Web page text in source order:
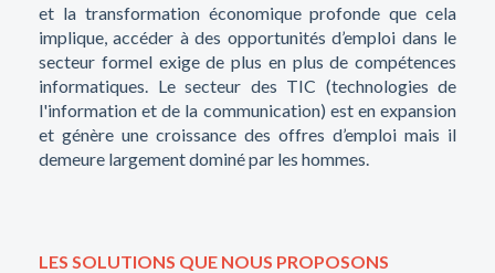
et la transformation économique profonde que cela
implique, accéder à des opportunités d’emploi dans le
secteur formel exige de plus en plus de compétences
informatiques. Le secteur des TIC (technologies de
l'information et de la communication) est en expansion
et génère une croissance des offres d’emploi mais il
demeure largement dominé par les hommes.
LES SOLUTIONS QUE NOUS PROPOSONS